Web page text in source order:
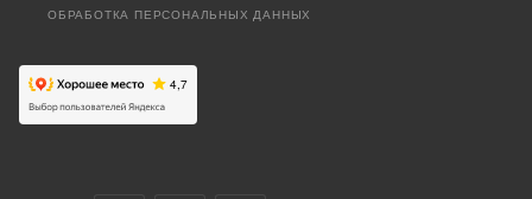
ОБРАБОТКА ПЕРСОНАЛЬНЫХ ДАННЫХ